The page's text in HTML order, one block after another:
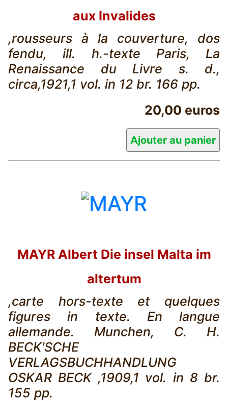
aux Invalides
,rousseurs à la couverture, dos
fendu, ill. h.-texte Paris, La
Renaissance du Livre s. d.,
circa,1921,1 vol. in 12 br. 166 pp.
20,00 euros
MAYR Albert Die insel Malta im
altertum
,carte hors-texte et quelques
figures in texte. En langue
allemande. Munchen, C. H.
BECK'SCHE
VERLAGSBUCHHANDLUNG
OSKAR BECK ,1909,1 vol. in 8 br.
155 pp.